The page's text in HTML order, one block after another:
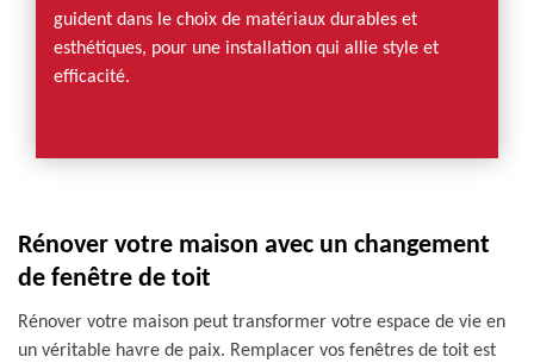
guident dans le choix de matériaux durables et
esthétiques, pour une installation qui allie style et
efficacité.
Rénover votre maison avec un changement
de fenêtre de toit
Rénover votre maison peut transformer votre espace de vie en
un véritable havre de paix. Remplacer vos fenêtres de toit est